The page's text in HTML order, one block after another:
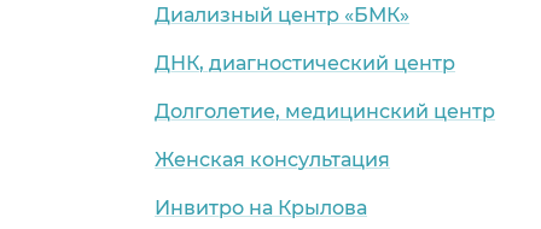
Диализный центр «БМК»
ДНК, диагностический центр
Долголетие, медицинский центр
Женская консультация
Инвитро на Крылова